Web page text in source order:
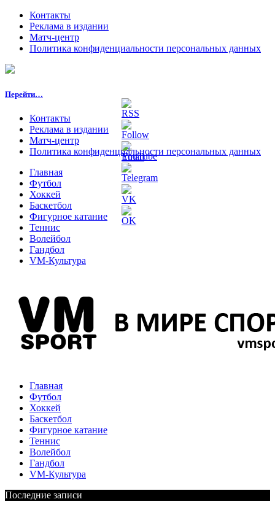
Контакты
Реклама в издании
Матч-центр
Политика конфиденциальности персональных данных
Перейти…
Контакты
Реклама в издании
Матч-центр
Политика конфиденциальности персональных данных
Главная
Футбол
Хоккей
Баскетбол
Фигурное катание
Теннис
Волейбол
Гандбол
VM-Культура
Главная
Футбол
Хоккей
Баскетбол
Фигурное катание
Теннис
Волейбол
Гандбол
VM-Культура
Последние записи